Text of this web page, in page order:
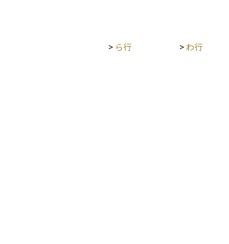
> ら行 > わ行